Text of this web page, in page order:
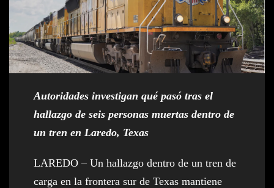
Autoridades investigan qué pasó tras el
hallazgo de seis personas muertas dentro de
un tren en Laredo, Texas
LAREDO – Un hallazgo dentro de un tren de
carga en la frontera sur de Texas mantiene